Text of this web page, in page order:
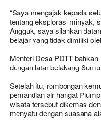
“Saya mengajak kepada
tentang eksplorasi minyak,
Angguk, saya silahkan
belajar yang tidak dimiliki
Menteri Desa PDTT
dengan latar belakang
Setelah itu, rombongan
pemandian air hangat
wisata tersebut dikemas
menyatu dengan suasana